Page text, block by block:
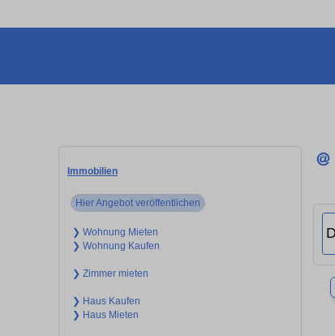
Immobilien
Hier Angebot veröffentlichen
❯ Wohnung Mieten
❯ Wohnung Kaufen
❯ Zimmer mieten
❯ Haus Kaufen
❯ Haus Mieten